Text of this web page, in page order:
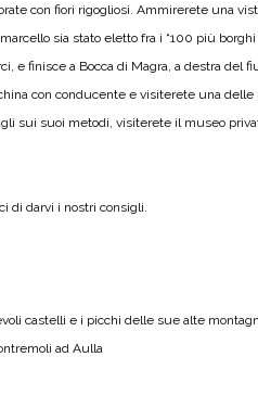
con fiori rigogliosi. Ammirerete una
sia stato eletto fra i “100 più borghi
e finisce a Bocca di Magra, a destra
con conducente e visiterete una
sui suoi metodi, visiterete il museo
di darvi i nostri consigli.
castelli e i picchi delle sue alte
ad Aulla